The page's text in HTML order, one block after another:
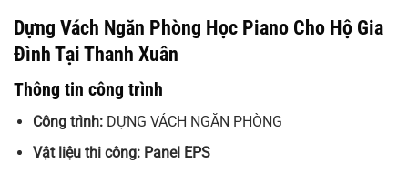
Dựng Vách Ngăn Phòng Học Piano Cho Hộ Gia
Đình Tại Thanh Xuân
Thông tin công trình
Công trình:DỰNG VÁCH NGĂN PHÒNG
Vật liệu thi công: Panel EPS